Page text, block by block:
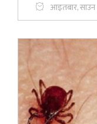
आइतबार,